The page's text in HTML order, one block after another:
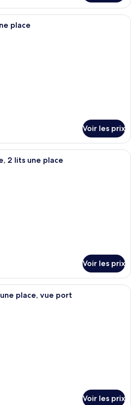
Coffres-forts dans les chambres,
place
Voir les prix
Une chambre d’hôtel avec un
2 lits une place
Voir les prix
place, vue port
Voir les prix